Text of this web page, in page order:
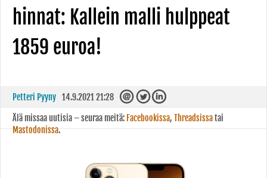
hinnat: Kallein malli hulppeat
1859 euroa!
Petteri Pyyny 14.9.2021 21:28
Älä missaa uutisia – seuraa meitä: Facebookissa, Threadsissatai
Mastodonissa.